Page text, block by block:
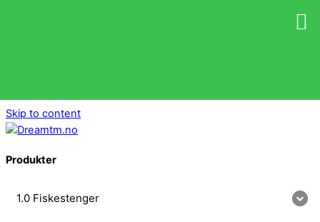
Skip to content
Produkter
1.0 Fiskestenger